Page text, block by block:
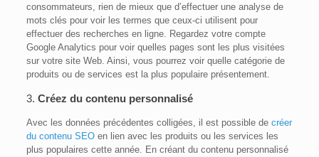
consommateurs, rien de mieux que d’effectuer une analyse de
mots clés pour voir les termes que ceux-ci utilisent pour
effectuer des recherches en ligne. Regardez votre compte
Google Analytics pour voir quelles pages sont les plus visitées
sur votre site Web. Ainsi, vous pourrez voir quelle catégorie de
produits ou de services est la plus populaire présentement.
3. Créez du contenu personnalisé
Avec les données précédentes colligées, il est possible de créer
du contenu SEO en lien avec les produits ou les services les
plus populaires cette année. En créant du contenu personnalisé